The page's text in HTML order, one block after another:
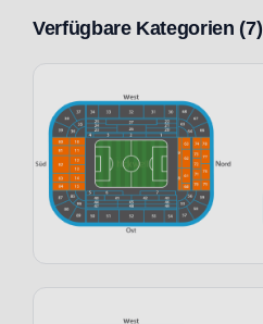
Verfügbare Kategorien (7)